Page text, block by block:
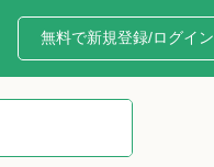
無料で新規登録/ログイン